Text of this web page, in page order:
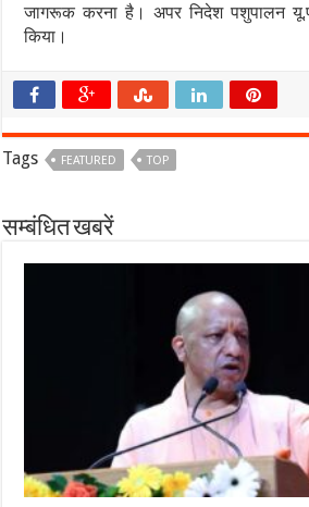
जागरूक करना है। अपर निदेश पशुपालन
किया।
Tags FEATURED TOP
सम्बंधित खबरें